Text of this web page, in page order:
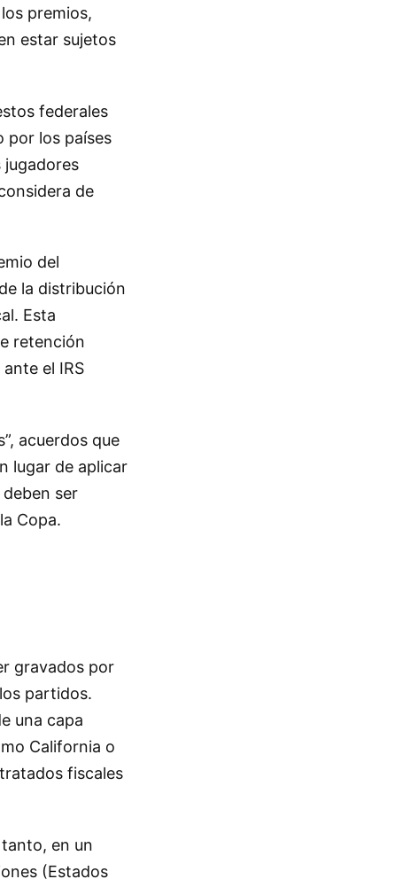
premios,
estar sujetos
federales
por los países
jugadores
de
del
la distribución
Esta
retención
el IRS
acuerdos que
lugar de aplicar
ser
Copa.
gravados por
partidos.
una capa
California o
fiscales
en un
(Estados